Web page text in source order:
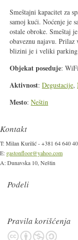
Smeštajni kapacitet za
samoj kući. Noćenje je
ostale obroke. Smeštaj
obaveznu najavu.
blizini je i veliki
Objekat poseduje:
Aktivnost: Degustacije,
Mesto: Neštin
Kontakt
T: Milan Kurilić - +381 64 640
E: gastonfloor@yahoo.com
A: Dunavska 10, Neštin
Podeli
Pravila korišćenja